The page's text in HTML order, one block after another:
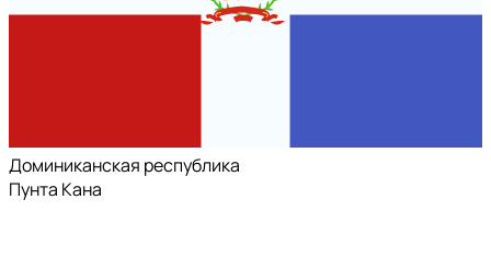
Доминиканская республика
Пунта Кана